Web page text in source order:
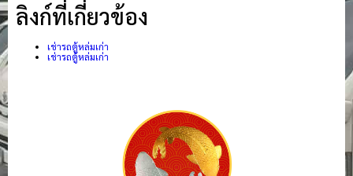
ลิงก์ที่เกี่ยวข้อง
เช่ารถตู้หล่มเก่า
เช่ารถตู้หล่มเก่า